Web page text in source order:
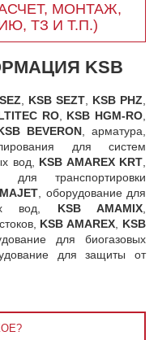
МОНТАЖ,
ТЗ И Т.П.)
KSB
KSB SEZT, KSB PHZ
RO, KSB HGM-RO
BEVERON, арматура,
для систем
вод, KSB AMAREX KRT
для транспортировки
, оборудование для
вод, KSB AMAMIX
KSB AMAREX
KSB
для биогазовых
для защиты от